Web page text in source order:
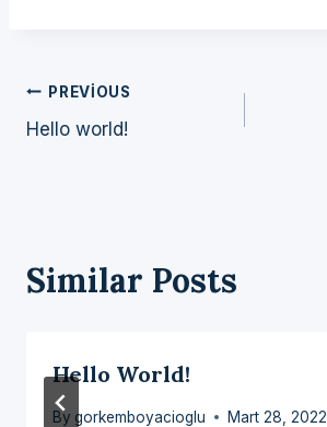
Yazı
Gezinmesi
PREVIOUS
Hello world!
Similar Posts
Hello World!
By gorkemboyacioglu Mart 28, 2022